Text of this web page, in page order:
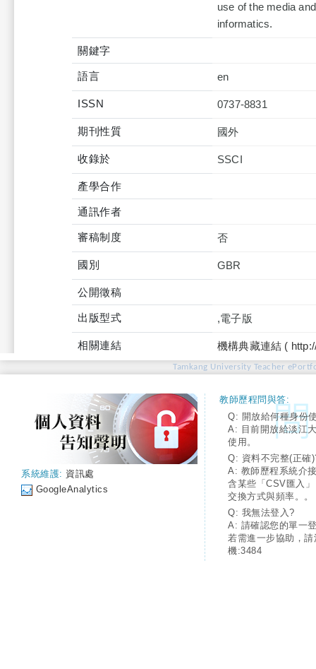
use of the media
informatics.
關鍵字
語言 en
ISSN 0737-8831
期刊性質 國外
收錄於
產學合作
通訊作者
審稿制度 否
國別 GBR
公開徵稿
出版型式 ,電子版
相關連結 機構典藏連結 (
Tamkang University Teacher
系統維護: 資訊處
GoogleAnalytics
教師歷程問與答:
Q: 開放給何種身份
A: 目前開放給淡江
使用。
Q: 資料不完整(正確
A: 教師歷程系統介
含某些「CSV匯入
交換方式與頻率。。
Q: 我無法登入?
A: 請確認您的單一
若需進一步協助，
機:3484